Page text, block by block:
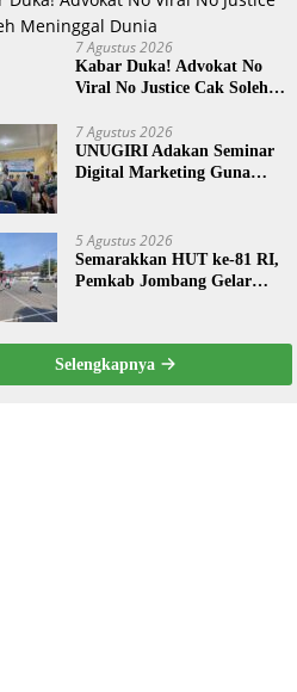
7 Agustus 2026
Kabar Duka! Advokat No
Viral No Justice Cak Soleh
7 Agustus 2026
UNUGIRI Adakan Seminar
Digital Marketing Guna
Desa Prangi
5 Agustus 2026
Semarakkan HUT ke-81 RI,
Pemkab Jombang Gelar
Selengkapnya